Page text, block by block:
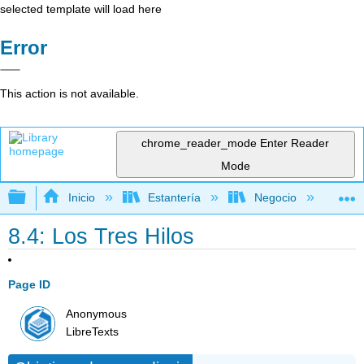
selected template will load here
Error
This action is not available.
chrome_reader_mode Enter Reader
Mode
Expandir/contraer jerarquía global
Inicio Estantería Negocio
8.4: Los Tres Hilos
Page ID
Anonymous
LibreTexts